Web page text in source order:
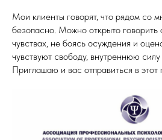
Мои клиенты говорят, что рядом со
безопасно. Можно открыто говорить
чувствах, не боясь осуждения и
чувствуют свободу, внутреннюю силу
Приглашаю и вас отправиться в этот